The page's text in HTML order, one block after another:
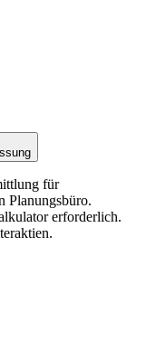
für
Planungsbüro.
erforderlich.